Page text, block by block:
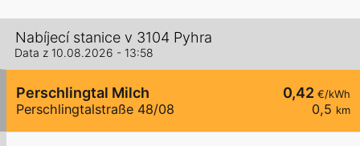
Nabíjecí stanice v 3104 Pyhra
Data z 10.08.2026 - 13:58
0,42 €/kWh
0,5 km
Perschlingtal Milch
Perschlingtalstraße 48/08